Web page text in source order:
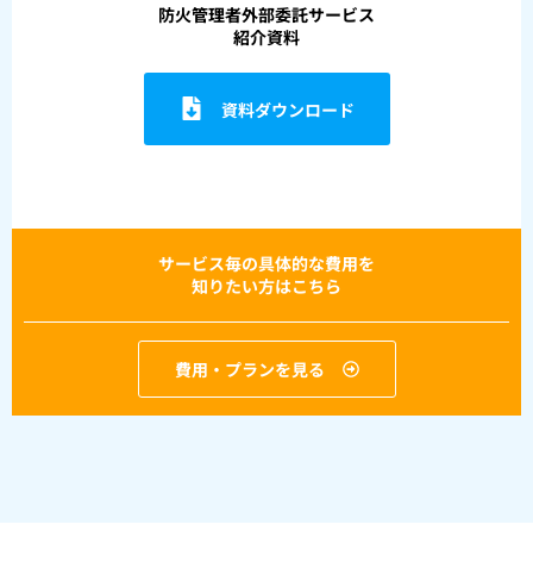
防火管理者外部委託サービス
紹介資料
資料ダウンロード
サービス毎の具体的な費用を
知りたい方はこちら
費用・プランを見る